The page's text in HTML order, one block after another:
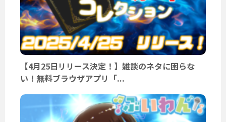
【4月25日リリース決定！】雑談のネタに困らな
い！無料ブラウザアプリ「...